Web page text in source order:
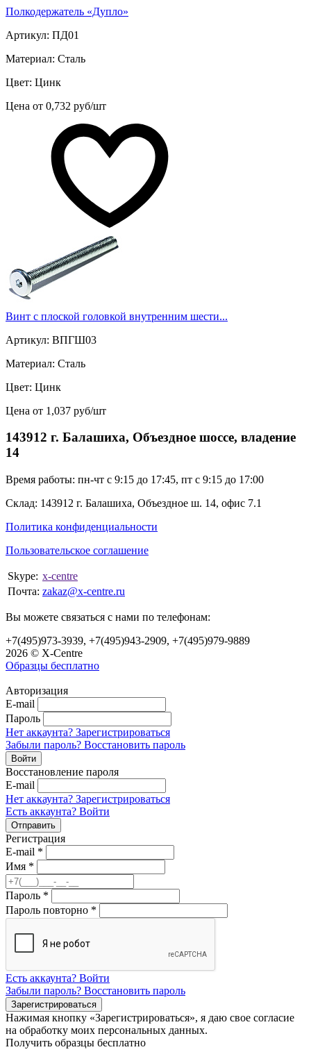
Полкодержатель «Дупло»
Артикул: ПД01
Материал: Сталь
Цвет: Цинк
Цена от 0,732 руб/шт
Винт с плоской головкой внутренним шести...
Артикул: ВПГШ03
Материал: Сталь
Цвет: Цинк
Цена от 1,037 руб/шт
143912 г. Балашиха, Объездное шоссе, владение
14
Время работы: пн-чт с 9:15 до 17:45, пт с 9:15 до 17:00
Склад: 143912 г. Балашиха, Объездное ш. 14, офис 7.1
Политика конфиденциальности
Пользовательское соглашение
Skype: x-centre
Почта: zakaz@x-centre.ru
Вы можете связаться с нами по телефонам:
+7(495)973-3939, +7(495)943-2909, +7(495)979-9889
2026 © X-Centre
Образцы бесплатно
Авторизация
E-mail
Пароль
Нет аккаунта? Зарегистрироваться
Забыли пароль? Восстановить пароль
Восстановление пароля
E-mail
Нет аккаунта? Зарегистрироваться
Есть аккаунта? Войти
Регистрация
E-mail *
Имя *
Пароль *
Пароль повторно *
Есть аккаунта? Войти
Забыли пароль? Восстановить пароль
Нажимая кнопку «Зарегистрироваться», я даю свое согласие
на обработку моих персональных данных.
Получить образцы бесплатно